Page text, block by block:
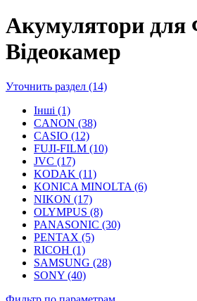
Акумулятори для
Відеокамер
Уточнить раздел (14)
Інші (1)
CANON (38)
CASIO (12)
FUJI-FILM (10)
JVC (17)
KODAK (11)
KONICA MINOLTA (6)
NIKON (17)
OLYMPUS (8)
PANASONIC (30)
PENTAX (5)
RICOH (1)
SAMSUNG (28)
SONY (40)